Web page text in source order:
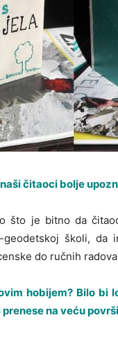
čitaoci bolje
što je bitno da
školi,
do ručnih
hobijem? Bilo bi
na veću